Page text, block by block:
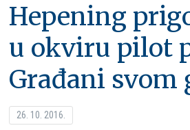
Hepening
u okviru pilot
Građani svom
26. 10. 2016.